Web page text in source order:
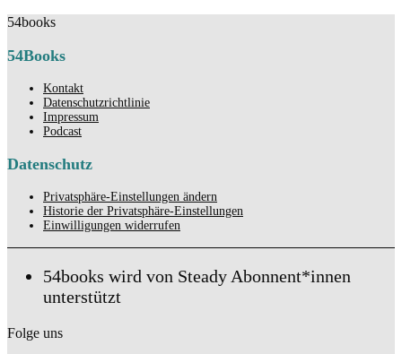
54books
54Books
Kontakt
Datenschutzrichtlinie
Impressum
Podcast
Datenschutz
Privatsphäre-Einstellungen ändern
Historie der Privatsphäre-Einstellungen
Einwilligungen widerrufen
54books wird von Steady Abonnent*innen
unterstützt
Folge uns